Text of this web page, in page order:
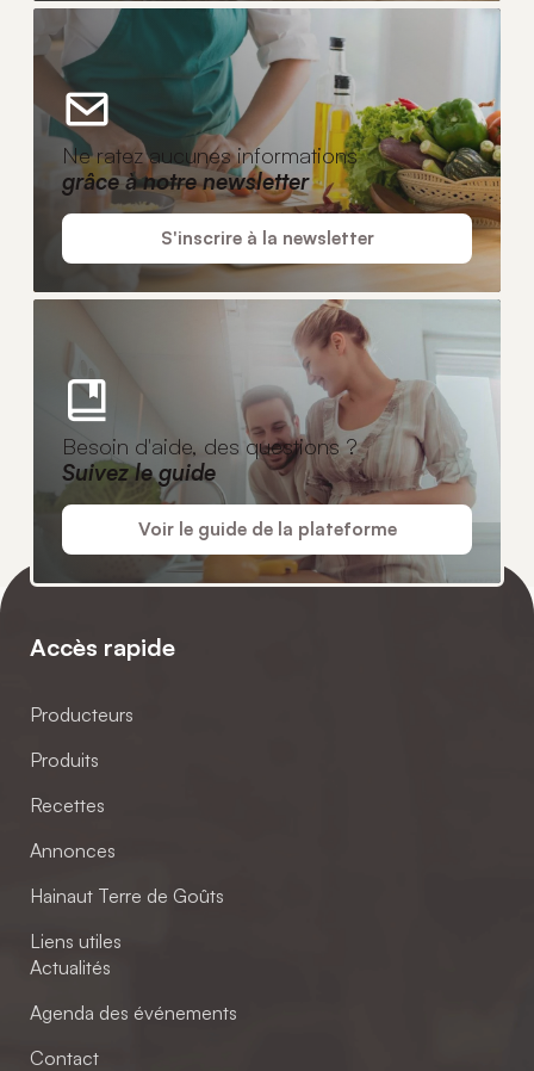
Ne ratez aucunes informations
grâce à notre newsletter
S'inscrire à la newsletter
Besoin d'aide, des questions ?
Suivez le guide
Voir le guide de la plateforme
Accès rapide
Producteurs
Produits
Recettes
Annonces
Hainaut Terre de Goûts
Liens utiles
Actualités
Agenda des événements
Contact